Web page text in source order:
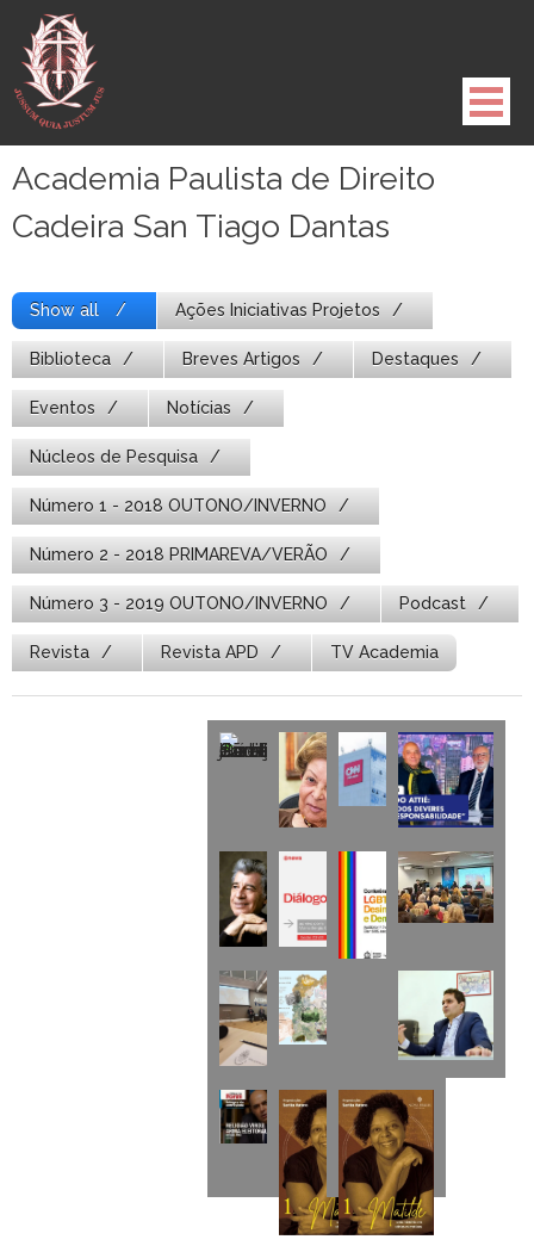
para
conteúdo
Academia Paulista de Direito
Cadeira San Tiago Dantas
Show all Ações Iniciativas Projetos
Biblioteca Breves Artigos Destaques
Eventos Notícias
Núcleos de Pesquisa
Número 1 - 2018 OUTONO/INVERNO
Número 2 - 2018 PRIMAREVA/VERÃO
Número 3 - 2019 OUTONO/INVERNO Podcast
Revista Revista APD TV Academia